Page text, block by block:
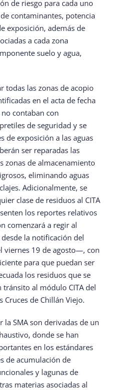
de riesgo para cada uno
contaminantes, potencia
exposición, además de
a cada zona
suelo y agua,
todas las zonas de acopio
en el acta de fecha
contaban con
de seguridad y se
de exposición a las aguas
ser reparadas las
zonas de almacenamiento
eliminando aguas
Adicionalmente, se
clase de residuos al CITA
los reportes relativos
comenzará a regir al
la notificación del
viernes 19 de agosto—, con
para que puedan ser
los residuos que se
al módulo CITA del
Cruces de Chillán Viejo.
la SMA son derivadas de un
donde se han
en los estándares
de acumulación de
y lagunas de
materias asociadas al